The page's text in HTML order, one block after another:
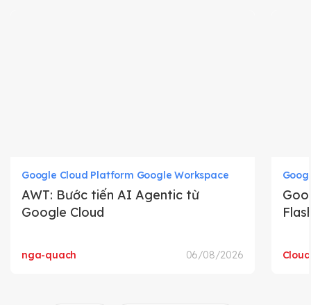
Google Cloud Platform Google Workspace
AWT: Bước tiến AI Agentic từ
Google Cloud
nga-quach 06/08/2026